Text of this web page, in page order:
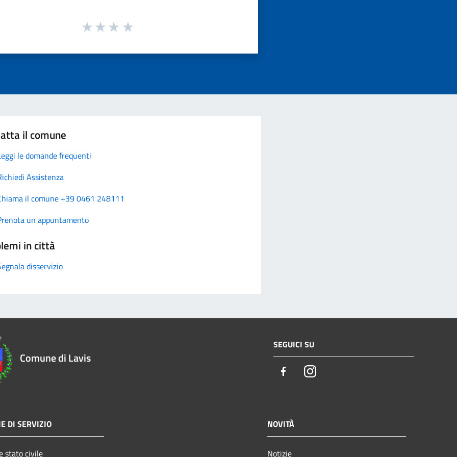
il comune
le domande frequenti
Assistenza
il comune +39 0461 248111
un appuntamento
in città
disservizio
Comune di Lavis
SEGUICI SU
FacebookInstagram
DI SERVIZIO
stato civile
NOVITÀ
Notizie